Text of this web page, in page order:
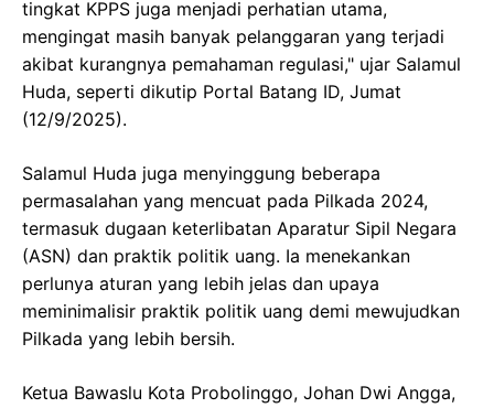
tingkat KPPS juga menjadi perhatian utama,
mengingat masih banyak pelanggaran yang terjadi
akibat kurangnya pemahaman regulasi," ujar Salamul
Huda, seperti dikutip Portal Batang ID, Jumat
(12/9/2025).
Salamul Huda juga menyinggung beberapa
permasalahan yang mencuat pada Pilkada 2024,
termasuk dugaan keterlibatan Aparatur Sipil Negara
(ASN) dan praktik politik uang. Ia menekankan
perlunya aturan yang lebih jelas dan upaya
meminimalisir praktik politik uang demi mewujudkan
Pilkada yang lebih bersih.
Ketua Bawaslu Kota Probolinggo, Johan Dwi Angga,